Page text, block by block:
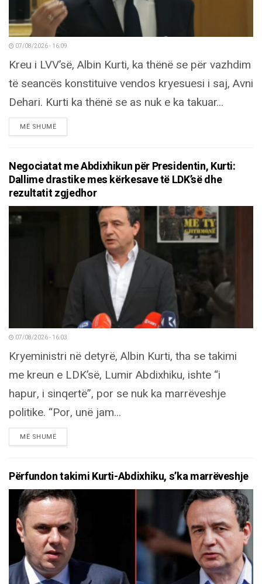
07/08/2026 - 16:09
Kreu i LVV’së, Albin Kurti, ka thënë se për vazhdim
të seancës konstituive vendos kryesuesi i saj, Avni
Dehari. Kurti ka thënë se as nuk e ka takuar...
MË SHUMËDETAILS
Negociatat me Abdixhikun për Presidentin, Kurti:
Dallime drastike mes kërkesave të LDK’së dhe
rezultatit zgjedhor
07/08/2026 - 16:03
Kryeministri në detyrë, Albin Kurti, tha se takimi
me kreun e LDK’së, Lumir Abdixhiku, ishte “i
hapur, i sinqertë”, por se nuk ka marrëveshje
politike. “Por, unë jam...
MË SHUMËDETAILS
Përfundon takimi Kurti-Abdixhiku, s’ka marrëveshje